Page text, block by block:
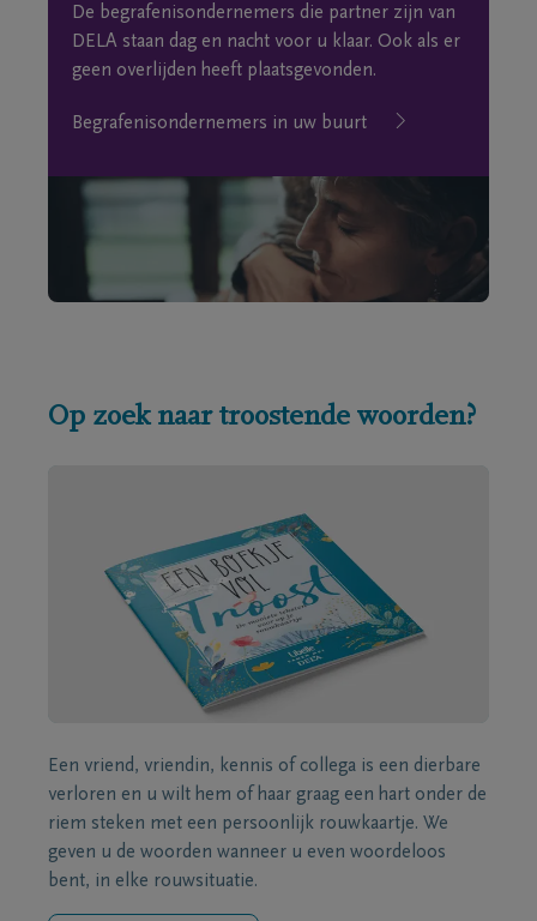
De begrafenisondernemers die partner zijn van
DELA staan dag en nacht voor u klaar. Ook als er
geen overlijden heeft plaatsgevonden.
Begrafenisondernemers in uw buurt
Op zoek naar troostende woorden?
Een vriend, vriendin, kennis of collega is een dierbare
verloren en u wilt hem of haar graag een hart onder de
riem steken met een persoonlijk rouwkaartje. We
geven u de woorden wanneer u even woordeloos
bent, in elke rouwsituatie.